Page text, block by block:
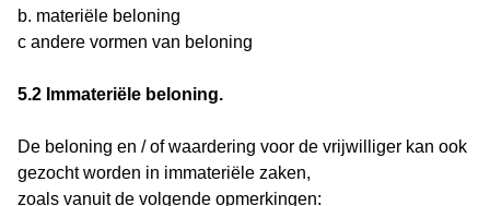
b. materiële beloning
c andere vormen van beloning
5.2 Immateriële beloning.
De beloning en / of waardering voor de vrijwilliger kan ook
gezocht worden in immateriële zaken,
zoals vanuit de volgende opmerkingen: